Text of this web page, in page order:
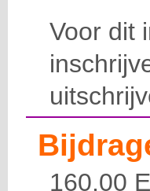
Voor dit
160,00